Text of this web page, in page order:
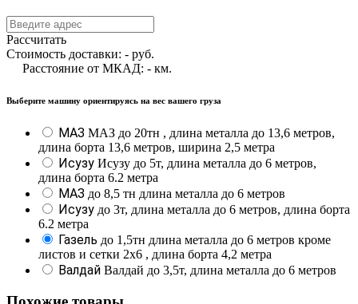
Рассчитать
Стоимость доставки: - руб.
Расстояние от МКАД: - км.
Выберите машину ориентируясь на вес вашего груза
МАЗ МАЗ до 20тн , длина металла до 13,6 метров,
длина борта 13,6 метров, ширина 2,5 метра
Исузу Исузу до 5т, длина металла до 6 метров,
длина борта 6.2 метра
МАЗ до 8,5 тн длина металла до 6 метров
Исузу до 3т, длина металла до 6 метров, длина борта
6.2 метра
Газель до 1,5тн длина металла до 6 метров кроме
листов и сетки 2х6 , длина борта 4,2 метра
Валдай Валдай до 3,5т, длина металла до 6 метров